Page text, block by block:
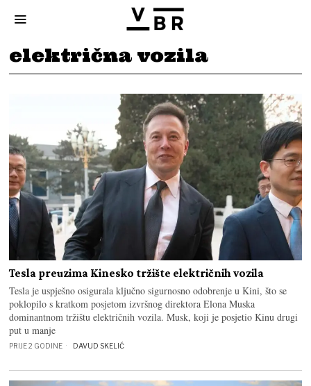
električna vozila
Tesla preuzima Kinesko tržište električnih vozila
Tesla je uspješno osigurala ključno sigurnosno odobrenje u Kini, što se
poklopilo s kratkom posjetom izvršnog direktora Elona Muska
dominantnom tržištu električnih vozila. Musk, koji je posjetio Kinu drugi
put u manje
PRIJE 2 GODINE DAVUD SKELIĆ